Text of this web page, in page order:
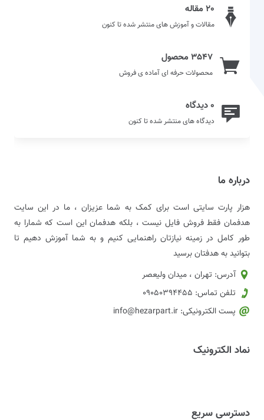
20 مقاله
مقالات و آموزش های منتشر شده تا کنون
3547 محصول
محصولات حرفه ای آماده ی فروش
0 دیدگاه
دیدگاه های منتشر شده تا کنون
درباره ما
هزار پارت سایتی است برای کمک به شما عزیزان ، ما در این سایت
هدفمان فقط فروش فایل نیست ، بلکه هدفمان این است که شمارا به
طور کامل در زمینه نیازتان راهنمایی کنیم و به شما آموزش دهیم تا
بتوانید به هدفتان برسید
آدرس: تهران ، میدان ولیعصر
تلفن تماس: 09050394455
پست الکترونیکی: info@hezarpart.ir
نماد الکترونیک
دسترسی سریع